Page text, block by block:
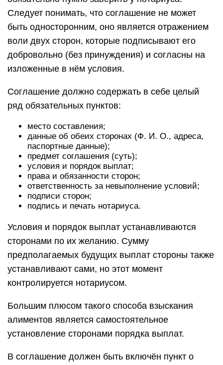
Следует понимать, что соглашение не может
быть односторонним, оно является отражением
воли двух сторон, которые подписывают его
добровольно (без принуждения) и согласны на
изложенные в нём условия.
Соглашение должно содержать в себе целый
ряд обязательных пунктов:
место составления;
данные об обеих сторонах (Ф. И. О., адреса,
паспортные данные);
предмет соглашения (суть);
условия и порядок выплат;
права и обязанности сторон;
ответственность за невыполнение условий;
подписи сторон;
подпись и печать нотариуса.
Условия и порядок выплат устанавливаются
сторонами по их желанию. Сумму
предполагаемых будущих выплат стороны также
устанавливают сами, но этот момент
контролируется нотариусом.
Большим плюсом такого способа взыскания
алиментов является самостоятельное
установление сторонами порядка выплат.
В соглашение должен быть включён пункт о